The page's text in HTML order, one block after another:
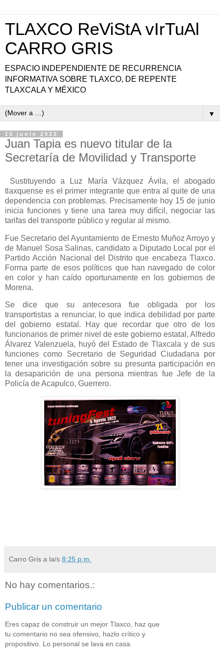
TLAXCO ReViStA vIrTuAl
CARRO GRIS
ESPACIO INDEPENDIENTE DE RECURRENCIA
INFORMATIVA SOBRE TLAXCO, DE REPENTE
TLAXCALA Y MÉXICO
▼
15 junio 2022
Juan Tapia es nuevo titular de la
Secretaría de Movilidad y Transporte
Sustituyendo a Luz María Vázquez Ávila, el abogado
tlaxquense es el primer integrante que entra al quite de una
dependencia con problemas. Precisamente hoy 15 de junio
inicia funciones y tiene una tarea muy difícil, negociar las
tarifas del transporte público y regular al mismo.
Fue Secretario del Ayuntamiento de Ernesto Muñoz Arroyo y
de Manuel Sosa Salinas, candidato a Diputado Local por el
Partido Acción Nacional del Distrito que encabeza Tlaxco.
Forma parte de esos políticos que han navegado de color
en color y han caído oportunamente en los gobiernos de
Morena.
Se dice que su antecesora fue obligada por los
transportistas a renunciar, lo que indica debilidad por parte
del gobierno estatal. Hay que recordar que otro de los
funcionarios de primer nivel de este gobierno estatal, Alfredo
Álvarez Valenzuela, huyó del Estado de Tlaxcala y de sus
funciones como Secretario de Seguridad Ciudadana por
tener una investigación sobre su presunta participación en
la desaparición de una persona mientras fue Jefe de la
Policía de Acapulco, Guerrero.
Carro Gris a la/s 8:25 p.m.
No hay comentarios.:
Publicar un comentario
Eres capaz de construir un mejor Tlaxco, haz que
tu comentario no sea ofensivo, hazlo crítico y
propositivo. Lo personal se lava en casa.